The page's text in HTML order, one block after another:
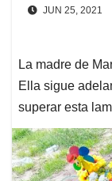
JUN 25, 2021
La madre de
Ella sigue
superar esta